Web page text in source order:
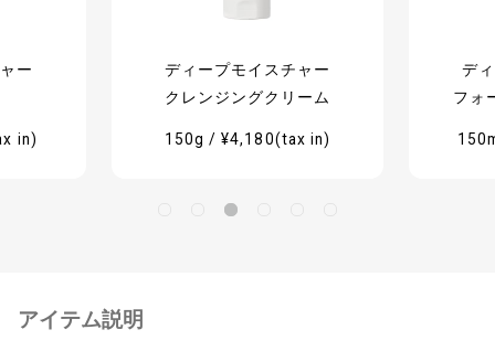
ー
in)
ディープモイスチャー
クレンジングクリーム
150g / ¥4,180(tax in)
デ
フォ
アイテム説明